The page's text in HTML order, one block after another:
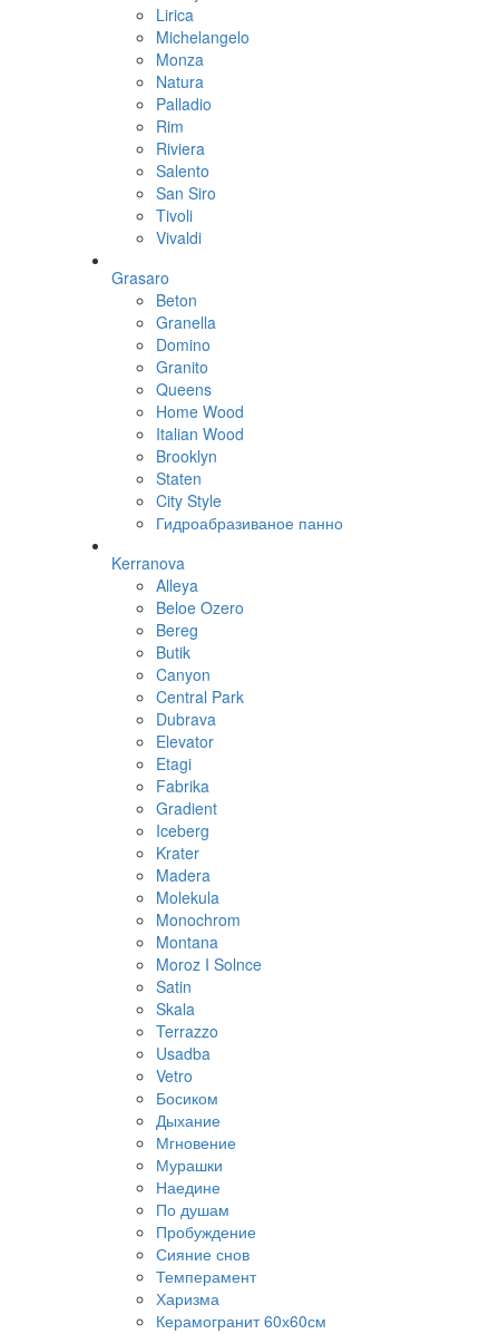
Lirica
Michelangelo
Monza
Natura
Palladio
Rim
Riviera
Salento
San Siro
Tivoli
Vivaldi
Grasaro
Beton
Granella
Domino
Granito
Queens
Home Wood
Italian Wood
Brooklyn
Staten
City Style
Гидроабразиваное панно
Kerranova
Alleya
Beloe Ozero
Bereg
Butik
Canyon
Central Park
Dubrava
Elevator
Etagi
Fabrika
Gradient
Iceberg
Krater
Madera
Molekula
Monochrom
Montana
Moroz I Solnce
Satin
Skala
Terrazzo
Usadba
Vetro
Босиком
Дыхание
Мгновение
Мурашки
Наедине
По душам
Пробуждение
Сияние снов
Темперамент
Харизма
Керамогранит 60х60см